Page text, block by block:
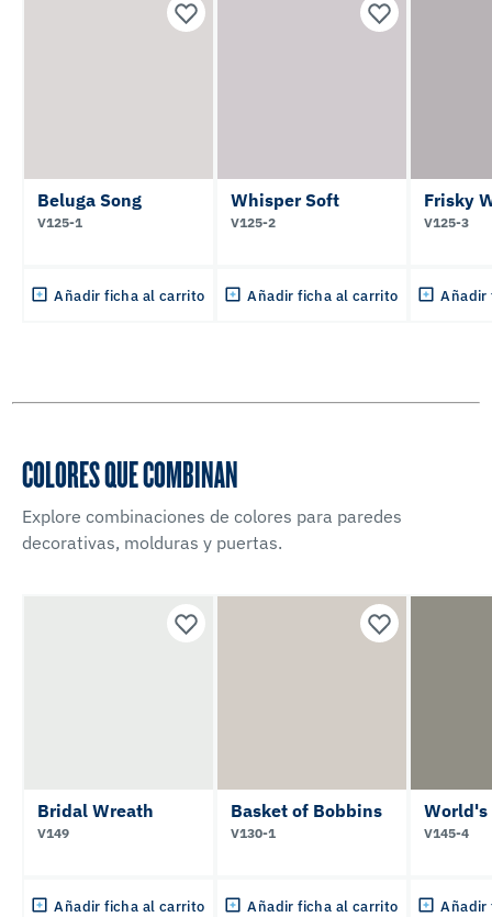
Beluga Song
V125-1
Añadir ficha al carrito
Whisper Soft
V125-2
Añadir ficha al carrito
Frisky
V125-3
Añadir
COLORES QUE COMBINAN
Explore combinaciones de colores para paredes
decorativas, molduras y puertas.
Bridal Wreath
V149
Añadir ficha al carrito
Basket of Bobbins
V130-1
Añadir ficha al carrito
World's
V145-4
Añadir